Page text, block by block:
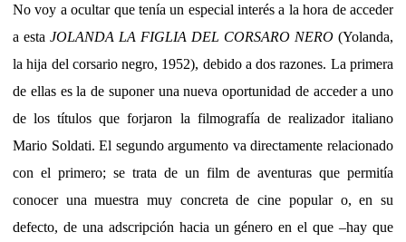
No voy a ocultar que tenía un especial interés a la hora de acceder
a esta JOLANDA LA FIGLIA DEL CORSARO NERO (Yolanda,
la hija del corsario negro, 1952), debido a dos razones. La primera
de ellas es la de suponer una nueva oportunidad de acceder a uno
de los títulos que forjaron la filmografía de realizador italiano
Mario Soldati. El segundo argumento va directamente relacionado
con el primero; se trata de un film de aventuras que permitía
conocer una muestra muy concreta de cine popular o, en su
defecto, de una adscripción hacia un género en el que –hay que